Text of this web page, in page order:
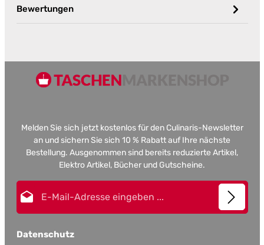
Bewertungen
Melden Sie sich jetzt kostenlos für den Culinaris-Newsletter
an und sichern Sie sich 10 % Rabatt auf Ihre nächste
Bestellung. Ausgenommen sind bereits reduzierte Artikel,
Elektro Artikel, Bücher und Gutscheine.
Datenschutz